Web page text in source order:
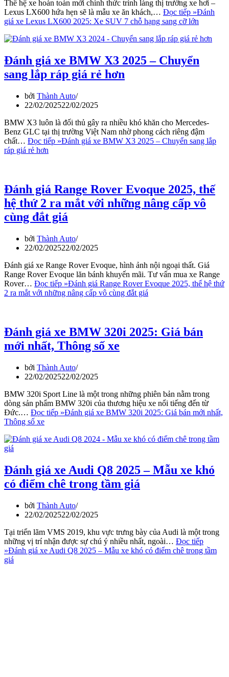
Thế hệ xe hoàn toàn mới chính thức trình làng thị trường xe hơi –
Lexus LX600 hứa hẹn sẽ là mẫu xe ăn khách,… Đọc tiếp »Đánh
giá xe Lexus LX600 2025: Xe SUV 7 chỗ hạng sang cỡ lớn
Đánh giá xe BMW X3 2025 – Chuyển
sang lắp ráp giá rẻ hơn
bởi Thành Auto
22/02/202522/02/2025
BMW X3 luôn là đối thủ gây ra nhiều khó khăn cho Mercedes-
Benz GLC tại thị trường Việt Nam nhờ phong cách riêng đậm
chất… Đọc tiếp »Đánh giá xe BMW X3 2025 – Chuyển sang lắp
ráp giá rẻ hơn
Đánh giá Range Rover Evoque 2025, thế
hệ thứ 2 ra mắt với những nâng cấp vô
cùng đắt giá
bởi Thành Auto
22/02/202522/02/2025
Đánh giá xe Range Rover Evoque, hình ảnh nội ngoại thất. Giá
Range Rover Evoque lăn bánh khuyến mãi. Tư vấn mua xe Range
Rover… Đọc tiếp »Đánh giá Range Rover Evoque 2025, thế hệ thứ
2 ra mắt với những nâng cấp vô cùng đắt giá
Đánh giá xe BMW 320i 2025: Giá bán
mới nhất, Thông số xe
bởi Thành Auto
22/02/202522/02/2025
BMW 320i Sport Line là một trong những phiên bản nằm trong
dòng sản phẩm BMW 320i của thương hiệu xe nổi tiếng đến từ
Đức.… Đọc tiếp »Đánh giá xe BMW 320i 2025: Giá bán mới nhất,
Thông số xe
Đánh giá xe Audi Q8 2025 – Mẫu xe khó
có điểm chê trong tầm giá
bởi Thành Auto
22/02/202522/02/2025
Tại triển lãm VMS 2019, khu vực trưng bày của Audi là một trong
những vị trí nhận được sự chú ý nhiều nhất, ngoài… Đọc tiếp
»Đánh giá xe Audi Q8 2025 – Mẫu xe khó có điểm chê trong tầm
giá